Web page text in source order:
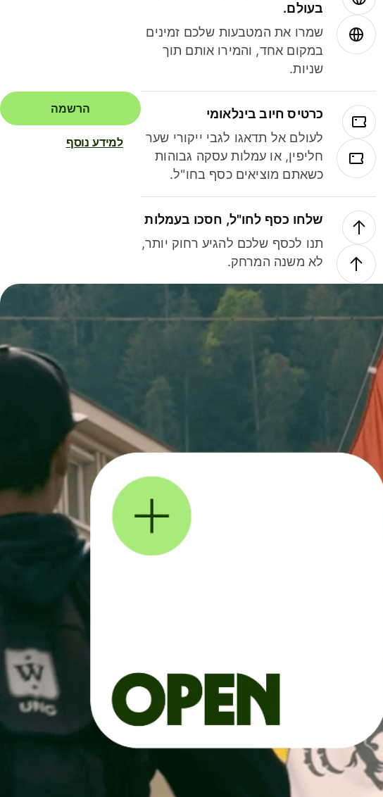
בעולם.
שמרו את המטבעות שלכם זמינים
במקום אחד, והמירו אותם תוך
שניות.
כרטיס חיוב בינלאומי
לעולם אל תדאגו לגבי ייקורי שער
חליפין, או עמלות עסקה גבוהות
כשאתם מוציאים כסף בחו"ל.
שלחו כסף לחו"ל, חסכו בעמלות
תנו לכסף שלכם להגיע רחוק יותר,
לא משנה המרחק.
הרשמה
למידע נוסף